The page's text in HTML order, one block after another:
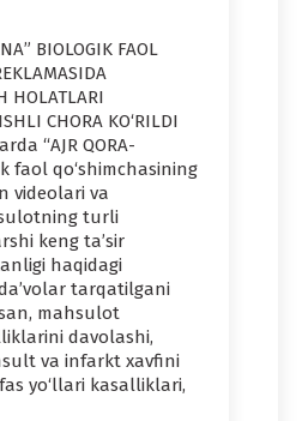
BIOLOGIK FAOL
HOLATLARI
CHORA KO‘RILDI
“AJR QORA-
faol qo‘shimchasining
videolari va
turli
keng ta’sir
haqidagi
tarqatilgani
mahsulot
davolashi,
va infarkt xavfini
yo‘llari kasalliklari,